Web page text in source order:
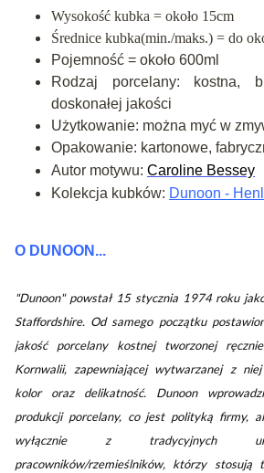
Wysokość kubka = około 15cm
Średnice kubka(min./maks.) = do
Pojemność = około 600ml
Rodzaj porcelany: kostna,
doskonałej jakości
Użytkowanie: można myć w
Opakowanie: kartonowe,
Autor motywu: Caroline Bessey
Kolekcja kubków: Dunoon -
O DUNOON...
"Dunoon" powstał 15 stycznia 1974 roku
Staffordshire. Od samego początku
jakość porcelany kostnej tworzonej
Kornwalii, zapewniającej wytwarzanej z niej
kolor oraz delikatność. Dunoon
produkcji porcelany, co jest polityką firmy,
wyłącznie z tradycyjnych
pracowników/rzemieślników, którzy stosują